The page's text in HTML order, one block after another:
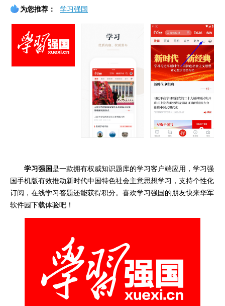
为您推荐： 学习强国
学习强国是一款拥有权威知识题库的学习客户端应用，学习强
国手机版有效推动新时代中国特色社会主意思想学习，支持个性化
订阅，在线学习答题还能获得积分。喜欢学习强国的朋友快来华军
软件园下载体验吧！